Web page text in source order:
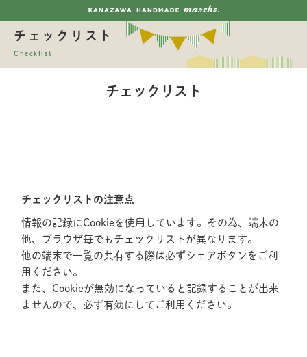
チェックリスト
Checklist
チェックリスト
チェックリストの注意点
情報の記録にCookieを使用しています。その為、端末の
他、ブラウザ毎でもチェックリストが異なります。
他の端末で一覧の共有する際は必ずシェアボタンをご利
用ください。
また、Cookieが無効になっていると記録することが出来
ませんので、必ず有効にしてご利用ください。